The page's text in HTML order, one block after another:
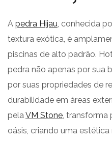
A pedra Hijau , conhecida
textura exótica, é
piscinas de alto padrão.
pedra não apenas por sua
por suas propriedades de
durabilidade em áreas
pela VM Stone ,
oásis, criando uma